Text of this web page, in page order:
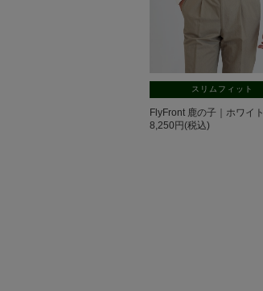
スリムフィット
FlyFront 鹿の子｜ホワイト
8,250円(税込)